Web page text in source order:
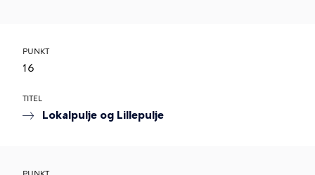
PUNKT
16
TITEL
Lokalpulje og Lillepulje